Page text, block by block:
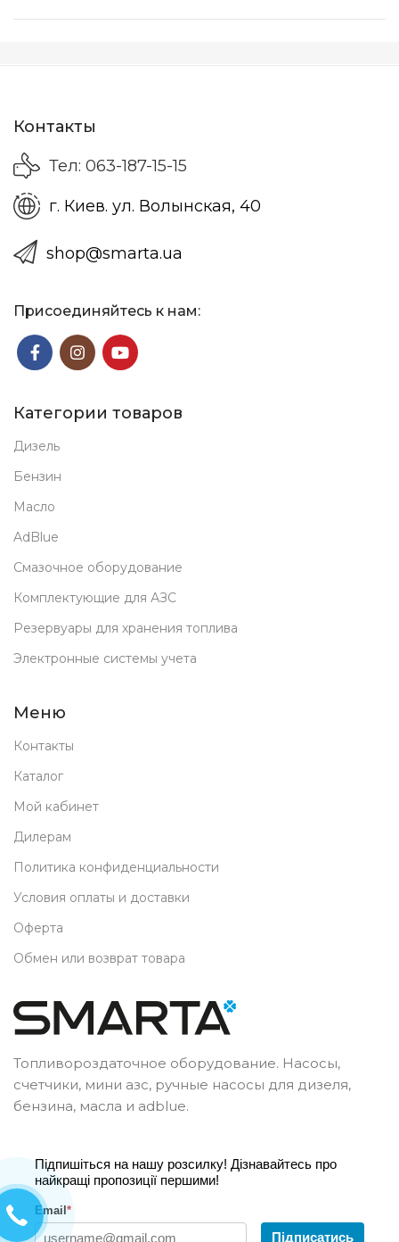
Контакты
Тел: 063-187-15-15
г. Киев. ул. Волынская, 40
shop@smarta.ua
Присоединяйтесь к нам:
Категории товаров
Дизель
Бензин
Масло
AdBlue
Смазочное оборудование
Комплектующие для АЗС
Резервуары для хранения топлива
Электронные системы учета
Меню
Контакты
Каталог
Мой кабинет
Дилерам
Политика конфиденциальности
Условия оплаты и доставки
Оферта
Обмен или возврат товара
Топливороздаточное оборудование. Насосы,
счетчики, мини азс, ручные насосы для дизеля,
бензина, масла и adblue.
Підпишіться на нашу розсилку! Дізнавайтесь про
найкращі пропозиції першими!
Email *
Підписатись